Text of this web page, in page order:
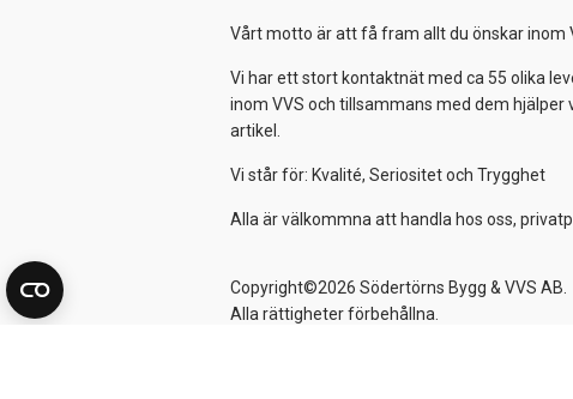
Vårt motto är att få fram allt du önskar inom
Vi har ett stort kontaktnät med ca 55 olika
inom VVS och tillsammans med dem hjälper
artikel.
Vi står för: Kvalité, Seriositet och Trygghet
Alla är välkommna att handla hos oss,
Copyright©2026 Södertörns Bygg & VVS AB.
Alla rättigheter förbehållna.